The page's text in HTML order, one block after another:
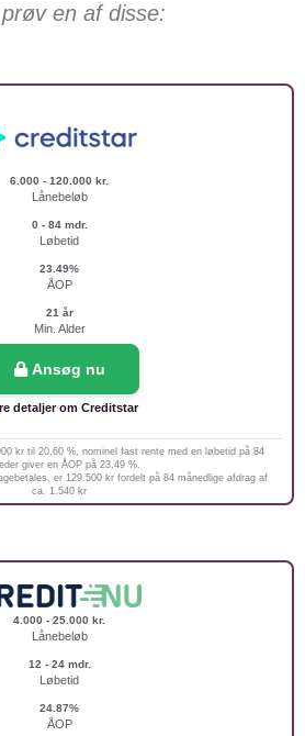
en af disse:
6.000 - 120.000 kr.
Lånebeløb
0 - 84 mdr.
Løbetid
23.49%
ÅOP
21 år
Min. Alder
Ansøg nu
detaljer om Creditstar
kr til 20,60 %, nominel fast rente med en løbetid på 84
giver en ÅOP på 23,49 %.
er 129.500 kr fordelt på 84 månedlige afdrag af
ca. 1.540 kr
4.000 - 25.000 kr.
Lånebeløb
12 - 24 mdr.
Løbetid
24.87%
ÅOP